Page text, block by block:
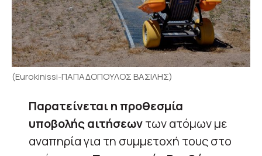
(Eurokinissi-ΠΑΠΑΔΟΠΟΥΛΟΣ ΒΑΣΙΛΗΣ)
Παρατείνεται η προθεσμία
υποβολής αιτήσεωντων ατόμων με
αναπηρία για τη συμμετοχή τους στο